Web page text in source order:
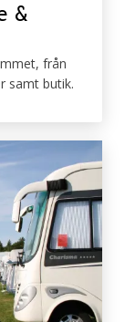
&
från
samt butik.